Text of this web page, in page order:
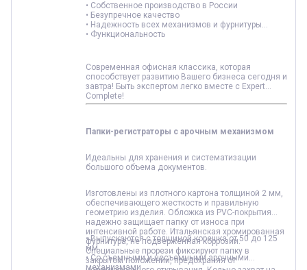
• Собственное производство в России
• Безупречное качество
• Надежность всех механизмов и фурнитуры
• Функциональность
Современная офисная классика, которая
способствует развитию Вашего бизнеса сегодня и
завтра! Быть экспертом легко вместе с Expert
Complete!
Папки-регистраторы с арочным механизмом
Идеальны для хранения и систематизации
большого объема документов.
Изготовлены из плотного картона толщиной 2 мм,
обеспечивающего жесткость и правильную
геометрию изделия. Обложка из PVC-покрытия
надежно защищает папку от износа при
интенсивной работе. Итальянская хромированная
фурнитура, не подверженная коррозии.
Специальные прорези фиксируют папку в
закрытом положении, предохраняя от
• Выпускаются с толщиной корешка от 50 до 125
мм
• Со съемными и несъемными арочными
механизмами